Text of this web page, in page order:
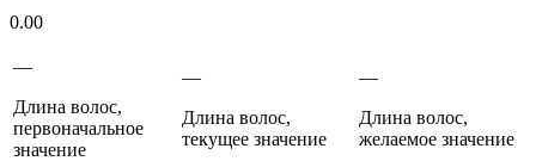
0.00
—
Длина волос,
первоначальное
значение
—
Длина волос,
текущее значение
—
Длина волос,
желаемое значение